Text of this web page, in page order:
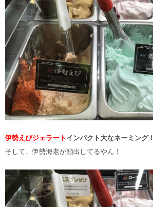
伊勢えびジェラートインパクト大なネーミング！
そして、伊勢海老が顔出してるやん！